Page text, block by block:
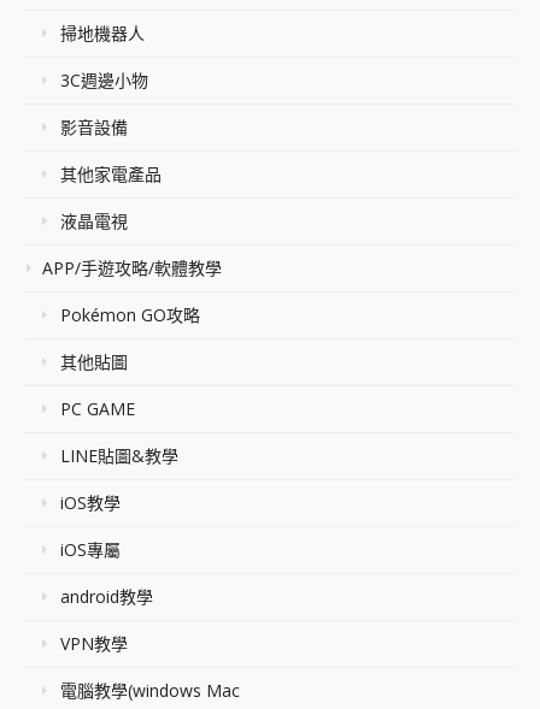
掃地機器人
3C週邊小物
影音設備
其他家電產品
液晶電視
APP/手遊攻略/軟體教學
Pokémon GO攻略
其他貼圖
PC GAME
LINE貼圖&教學
iOS教學
iOS專屬
android教學
VPN教學
電腦教學(windows Mac